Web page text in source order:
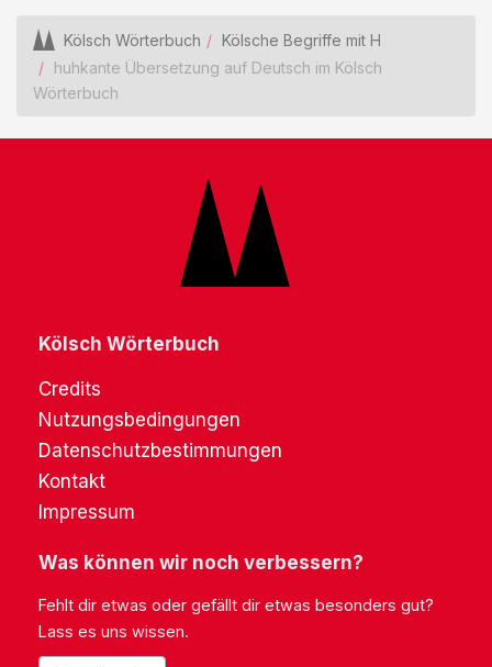
Kölsch Wörterbuch
Kölsche Begriffe mit H
huhkante Übersetzung auf Deutsch im Kölsch
Wörterbuch
Kölsch Wörterbuch
Credits
Nutzungsbedingungen
Datenschutzbestimmungen
Kontakt
Impressum
Was können wir noch verbessern?
Fehlt dir etwas oder gefällt dir etwas besonders gut?
Lass es uns wissen.